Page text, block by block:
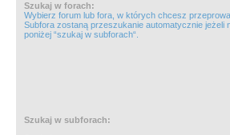
Szukaj w forach:
Wybierz forum lub fora, w których chcesz
Subfora zostaną przeszukanie automatycznie jeżeli
poniżej “szukaj w subforach“.
Szukaj w subforach: